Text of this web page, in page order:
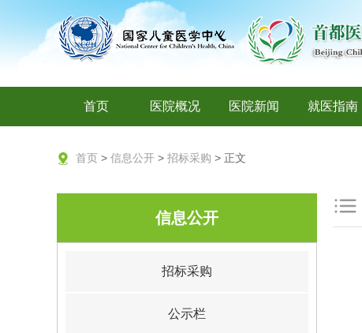
首页 医院概况 医院新闻 就医指南
首页 > 信息公开 > 招标采购 > 正文
信息公开
招标采购
公示栏